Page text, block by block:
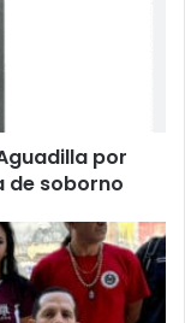
por
de soborno